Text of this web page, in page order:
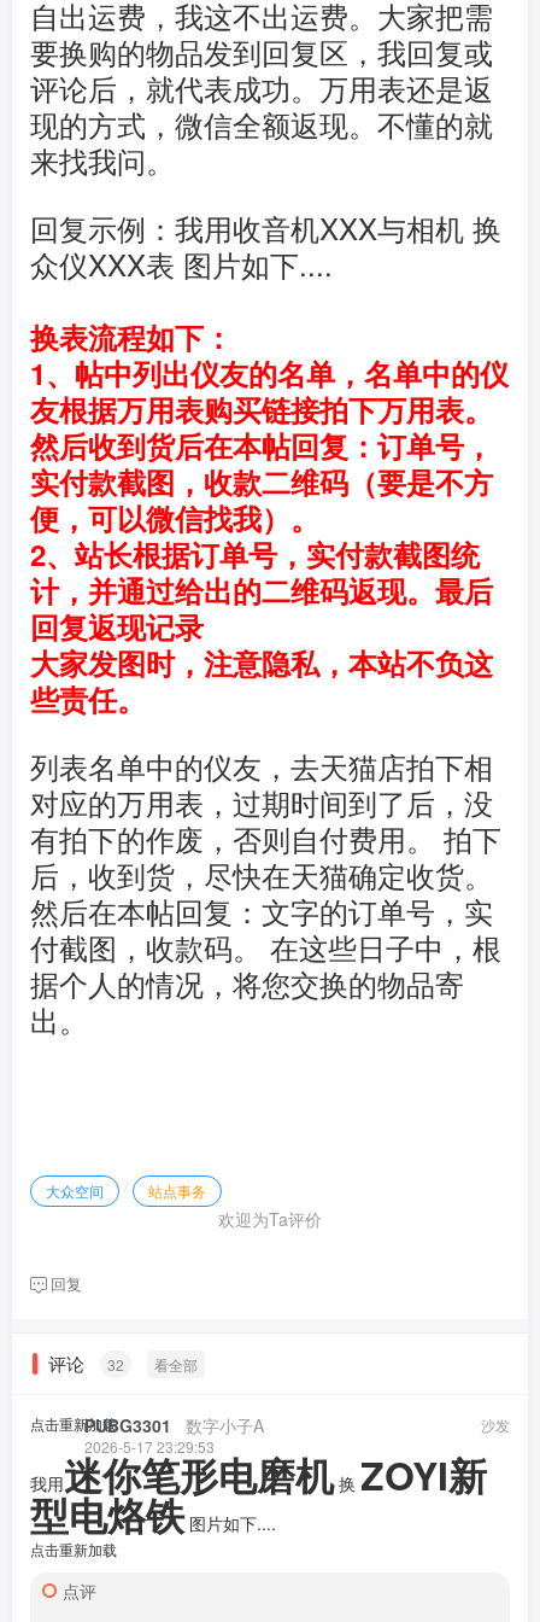
自出运费，我这不出运费。大家把需
要换购的物品发到回复区，我回复或
评论后，就代表成功。万用表还是返
现的方式，微信全额返现。不懂的就
来找我问。
回复示例：我用收音机XXX与相机 换
众仪XXX表 图片如下....
换表流程如下：
1、 帖中列出仪友的名单，名单中的仪
友根据万用表购买链接拍下万用表。
然后收到货后在本帖回复： 订单号，
实付款截图，收款二维码（要是不方
便，可以微信找我）。
2、站长根据订单号，实付款截图统
计，并通过给出的二维码返现。最后
回复返现记录
大家发图时，注意隐私，本站不负这
些责任。
列表名单中的仪友，去天猫店拍下相
对应的万用表，过期时间到了后，没
有拍下的作废，否则自付费用。 拍下
后，收到货，尽快在天猫确定收货。
然后在本帖回复：文字的订单号，实
付截图，收款码。 在这些日子中，根
据个人的情况，将您交换的物品寄
出。
大众空间 / 站点事务
欢迎为Ta评价
回复
评论 32 看全部
点击重新加载 沙发
PUBG3301 数字小子A
2026-5-17 23:29:53
我用迷你笔形电磨机换 ZOYI新
型电烙铁图片如下....
点击重新加载
点评